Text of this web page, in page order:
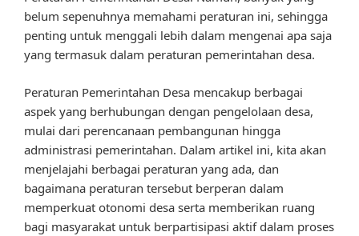
belum sepenuhnya memahami peraturan ini, sehingga
penting untuk menggali lebih dalam mengenai apa saja
yang termasuk dalam peraturan pemerintahan desa.
Peraturan Pemerintahan Desa mencakup berbagai
aspek yang berhubungan dengan pengelolaan desa,
mulai dari perencanaan pembangunan hingga
administrasi pemerintahan. Dalam artikel ini, kita akan
menjelajahi berbagai peraturan yang ada, dan
bagaimana peraturan tersebut berperan dalam
memperkuat otonomi desa serta memberikan ruang
bagi masyarakat untuk berpartisipasi aktif dalam proses